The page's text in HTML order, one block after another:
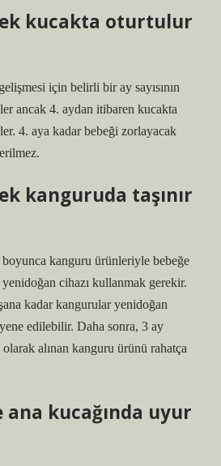
kucakta oturtulur
için belirli bir ay sayısının
ancak 4. aydan itibaren kucakta
4. aya kadar bebeği zorlayacak
kanguruda taşınır
kanguru ürünleriyle bebeğe
cihazı kullanmak gerekir.
kadar kangurular yenidoğan
edilebilir. Daha sonra, 3 ay
alınan kanguru ürünü rahatça
ana kucağında uyur